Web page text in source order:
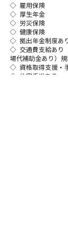
◇ 雇用保険
◇ 厚生年金
◇ 労災保険
◇ 健康保険
◇ 拠出年金制度あ
◇ 交通費支給あり
場代補助金あり）規
◇ 資格取得支援・
◇ 住宅手当あり